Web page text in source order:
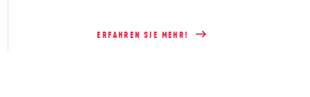
ERFAHREN SIE MEHR!